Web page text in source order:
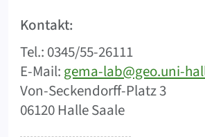
Kontakt:
Tel.: 0345/55-26111
E-Mail: gema-lab@geo.uni-
Von-Seckendorff-Platz 3
06120 Halle Saale